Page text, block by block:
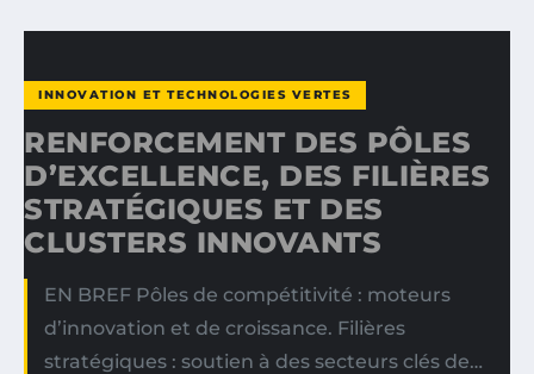
INNOVATION ET TECHNOLOGIES VERTES
RENFORCEMENT DES PÔLES
D’EXCELLENCE, DES FILIÈRES
STRATÉGIQUES ET DES
CLUSTERS INNOVANTS
EN BREF Pôles de compétitivité : moteurs
d’innovation et de croissance. Filières
stratégiques : soutien à des secteurs clés de…